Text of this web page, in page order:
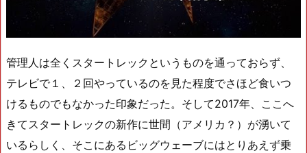
管理人は全くスタートレックというものを通っておらず、
テレビで１、２回やっているのを見た程度でさほど食いつ
けるものでもなかった印象だった。そして2017年、ここへ
きてスタートレックの新作に世間（アメリカ？）が湧いて
いるらしく、そこにあるビッグウェーブにはとりあえず乗